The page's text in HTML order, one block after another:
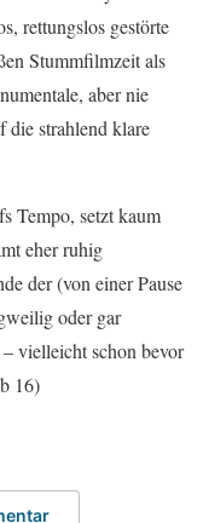
rettungslos gestörte
Stummfilmzeit als
aber nie
die strahlend klare
Tempo, setzt kaum
eher ruhig
der (von einer Pause
oder gar
vielleicht schon bevor
16)